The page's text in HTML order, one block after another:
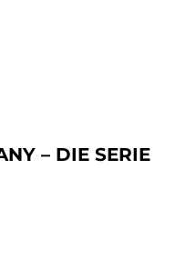
– DIE SERIE